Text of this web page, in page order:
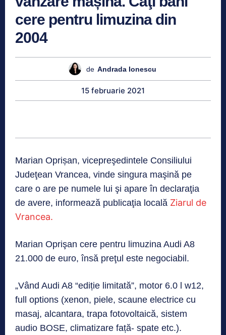
cere pentru limuzina din
2004
de Andrada Ionescu
15 februarie 2021
Marian Oprișan, vicepreşedintele Consiliului
Judeţean Vrancea, vinde singura maşină pe
care o are pe numele lui şi apare în declaraţia
de avere, informează publicaţia locală Ziarul de
Vrancea.
Marian Oprişan cere pentru limuzina Audi A8
21.000 de euro, însă preţul este negociabil.
„Vând Audi A8 “ediție limitată”, motor 6.0 l w12,
full options (xenon, piele, scaune electrice cu
masaj, alcantara, trapa fotovoltaică, sistem
audio BOSE, climatizare față- spate etc.).